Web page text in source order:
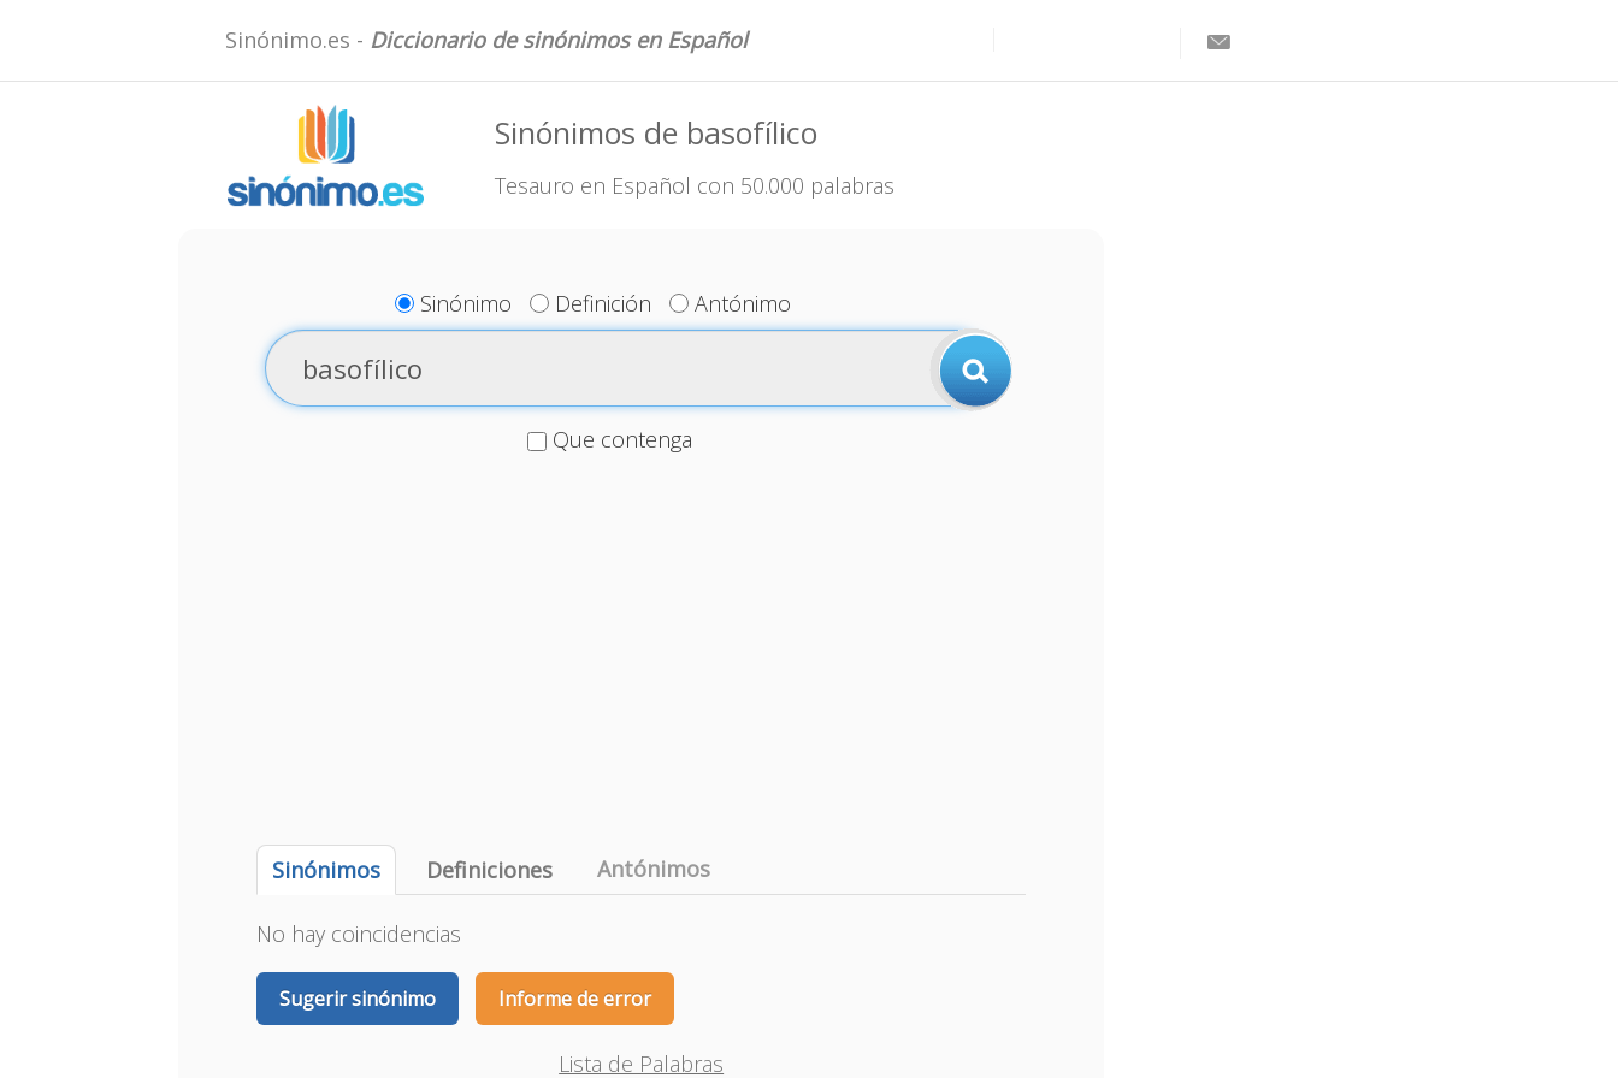
Sinónimo.es - Diccionario de sinónimos en Español
Sinónimos de basofílico
Tesauro en Español con 50.000 palabras
Sinónimo Definición Antónimo
Que contenga
Sinónimos Definiciones Antónimos
No hay coincidencias
Sugerir sinónimo Informe de error
Lista de Palabras